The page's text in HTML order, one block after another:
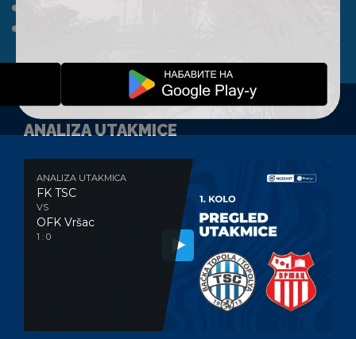
ANALIZA UTAKMICE
ANALIZA UTAKMICA
FK TSC
VS
OFK Vršac
1 : 0